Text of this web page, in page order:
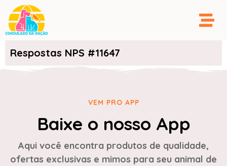
Respostas NPS #11647
VEM PRO APP
Baixe o nosso App
Aqui você encontra produtos de qualidade,
ofertas exclusivas e mimos para seu animal de